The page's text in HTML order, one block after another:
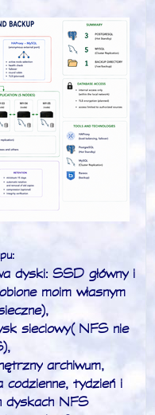
dyski: SSD główny i
moim własnym
sieciowy (NFS nie
archiwum,
tydzień i
dyskach NFS